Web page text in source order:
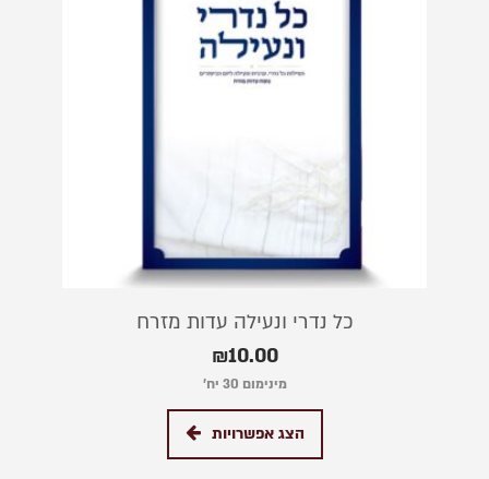
כל נדרי ונעילה עדות מזרח
₪10.00
מינימום 30 יח׳
הצג אפשרויות